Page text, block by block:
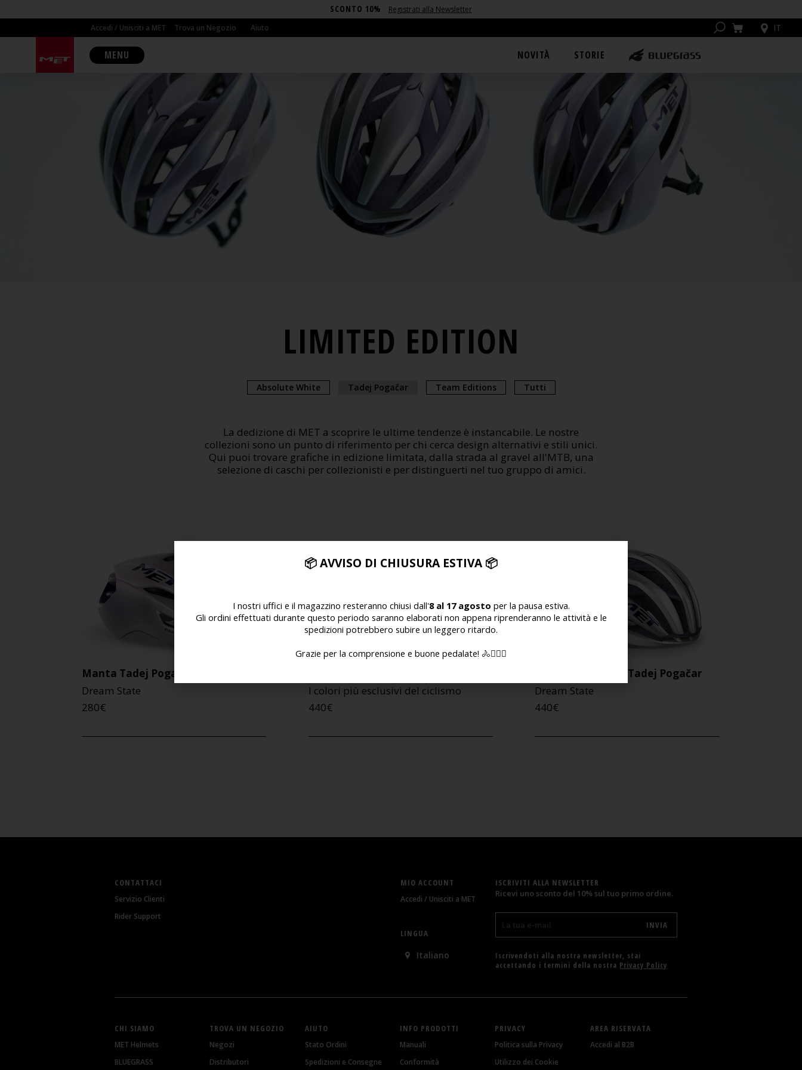
SCONTO 10% Registrati alla Newsletter
MENU NOVITÀ STORIE
Accedi / Unisciti a MET Trova un Negozio Aiuto IT
LIMITED EDITION
Absolute White Tadej Pogačar Team Editions Tutti
La dedizione di MET a scoprire le ultime tendenze è instancabile. Le nostre
collezioni sono un punto di riferimento per chi cerca design alternativi e stili unici.
Qui puoi trovare grafiche in edizione limitata, dalla strada al gravel all'MTB, una
selezione di caschi per collezionisti e per distinguerti nel tuo gruppo di amici.
Manta Tadej Pogačar
Dream State
280€
I colori più esclusivi del ciclismo
440€
Trenta 3K Carbon Tadej Pogačar
Dream State
440€
CONTATTACI
Servizio Clienti
Rider Support
MIO ACCOUNT
Accedi / Unisciti a MET
LINGUA
Italiano
ISCRIVITI ALLA NEWSLETTER
Ricevi uno sconto del 10% sul tuo primo ordine.
Iscrivendoti alla nostra newsletter, stai
accettando i termini della nostra Privacy Policy
CHI SIAMO
MET Helmets
BLUEGRASS
TROVA UN NEGOZIO
Negozi
Distributori
AIUTO
Stato Ordini
Spedizioni e Consegne
INFO PRODOTTI
Manuali
Conformità
PRIVACY
Politica sulla Privacy
Utilizzo dei Cookie
AREA RISERVATA
Accedi al B2B
📦AVVISO DI CHIUSURA ESTIVA 📦
I nostri uffici e il magazzino resteranno chiusi dall'8 al 17 agosto per la pausa estiva.
Gli ordini effettuati durante questo periodo saranno elaborati non appena riprenderanno le attività e le
spedizioni potrebbero subire un leggero ritardo.
Grazie per la comprensione e buone pedalate! 🚴🚴🏻‍♀️